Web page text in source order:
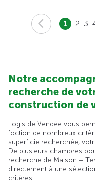
1 2 3
Notre
recherche de
construction de
Logis de Vendée vous
foction de nombreux
superficie recherchée,
De plusieurs chambres
recherche de Maison +
directement à une
critères.